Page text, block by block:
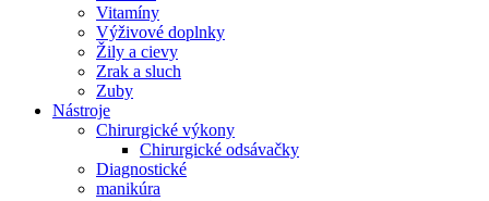
Vitamíny
Výživové doplnky
Žily a cievy
Zrak a sluch
Zuby
Nástroje
Chirurgické výkony
Chirurgické odsávačky
Diagnostické
manikúra